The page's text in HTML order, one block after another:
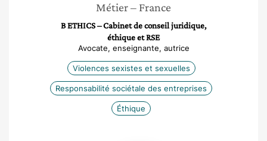
Métier– France
B ETHICS – Cabinet de conseil juridique,
éthique et RSE
Avocate, enseignante, autrice
Violences sexistes et sexuelles
Responsabilité sociétale des entreprises
Éthique